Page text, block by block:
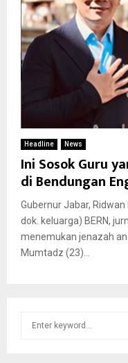
Headline News
Ini Sosok Guru
di Bendungan
Gubernur Jabar,
dok. keluarga) BERN,
menemukan jenazah
Mumtadz (23)...